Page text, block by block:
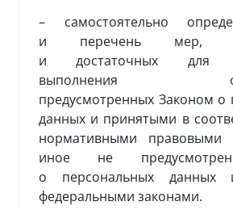
– самостоятельно
и перечень мер,
и достаточных для
выполнения
предусмотренных Законом о
данных и принятыми в
нормативными правовыми
иное не
о персональных данных
федеральными законами.